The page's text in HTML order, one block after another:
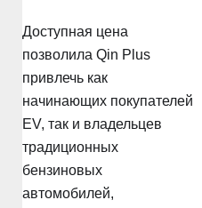
Доступная цена
позволила Qin Plus
привлечь как
начинающих покупателей
EV, так и владельцев
традиционных
бензиновых
автомобилей,